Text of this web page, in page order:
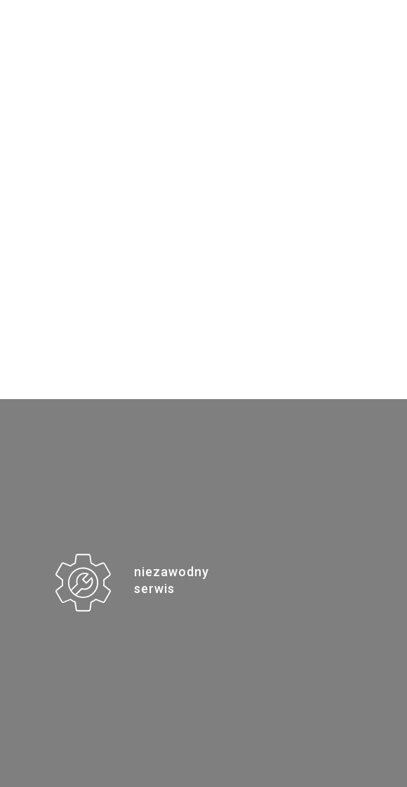
niezawodny
serwis